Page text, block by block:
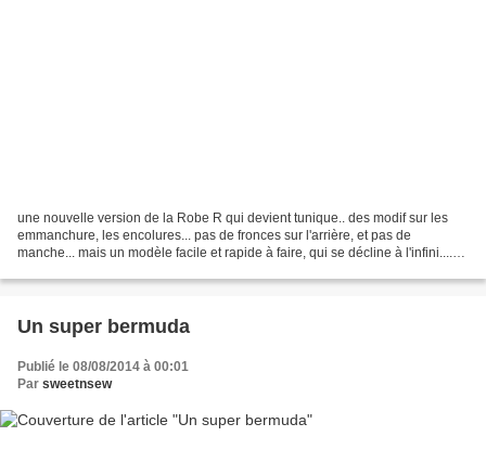
une nouvelle version de la Robe R qui devient tunique.. des modif sur les
emmanchure, les encolures... pas de fronces sur l'arrière, et pas de
manche... mais un modèle facile et rapide à faire, qui se décline à l'infini....
Un super bermuda
Publié le 08/08/2014 à 00:01
Par sweetnsew